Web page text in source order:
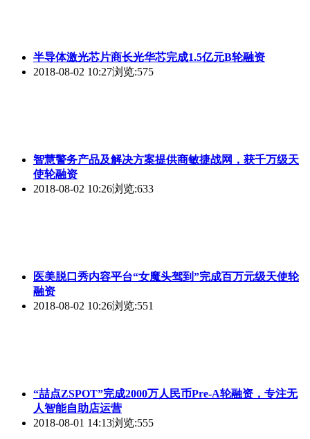
半导体激光芯片商长光华芯完成1.5亿元B轮融资
2018-08-02 10:27浏览:575
智慧警务产品及解决方案提供商敏捷战网，获千万级天
使轮融资
2018-08-02 10:26浏览:633
医美脱口秀内容平台“女魔头驾到”完成百万元级天使轮
融资
2018-08-02 10:26浏览:551
“喆点ZSPOT”完成2000万人民币Pre-A轮融资，专注无
人智能自助店运营
2018-08-01 14:13浏览:555